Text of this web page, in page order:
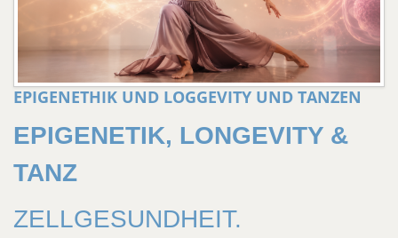
EPIGENETHIK UND LOGGEVITY UND TANZEN
EPIGENETIK, LONGEVITY &
TANZ
ZELLGESUNDHEIT.